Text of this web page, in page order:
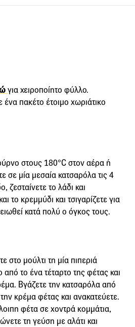
για χειροποίητο φύλλο.
ένα πακέτο έτοιμο χωριάτικο
στους 180°C στον αέρα ή
σε μία μεσαία κατσαρόλα τις 4
ζεσταίνετε το λάδι και
το κρεμμύδι και τσιγαρίζετε για
κατά πολύ ο όγκος τους.
στο μούλτι τη μία πιπεριά
από το ένα τέταρτο της φέτας και
Βγάζετε την κατσαρόλα από
κρέμα φέτας και ανακατεύετε.
φέτα σε χοντρά κομμάτια,
τη γεύση με αλάτι και